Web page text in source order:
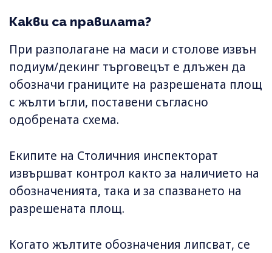
Какви са правилата?
При разполагане на маси и столове извън
подиум/декинг търговецът е длъжен да
обозначи границите на разрешената площ
с жълти ъгли, поставени съгласно
одобрената схема.
Екипите на Столичния инспекторат
извършват контрол както за наличието на
обозначенията, така и за спазването на
разрешената площ.
Когато жълтите обозначения липсват, се